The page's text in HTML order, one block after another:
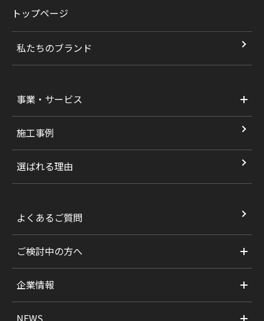
トップページ
私たちのブランド
事業・サービス
施工事例
選ばれる理由
よくあるご質問
ご検討中の方へ
企業情報
NEWS